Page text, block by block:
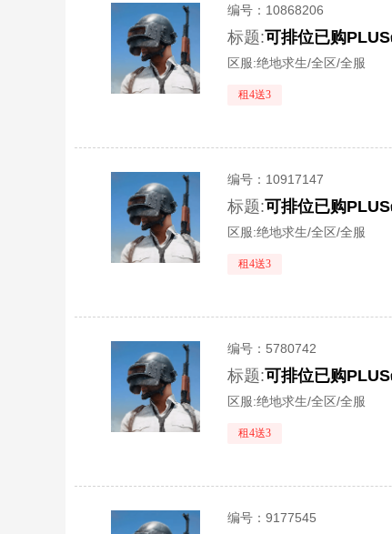
编号： 10868206
标题:
区服:绝地求生/全区/全服
租4送3
编号： 10917147
标题:
区服:绝地求生/全区/全服
租4送3
编号： 5780742
标题:
区服:绝地求生/全区/全服
租4送3
编号：9177545